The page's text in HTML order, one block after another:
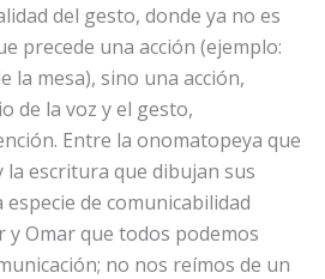
del gesto, donde ya no es
precede una acción (ejemplo:
la mesa), sino una acción,
de la voz y el gesto,
Entre la onomatopeya que
la escritura que dibujan sus
de comunicabilidad
y Omar que todos podemos
no nos reímos de un